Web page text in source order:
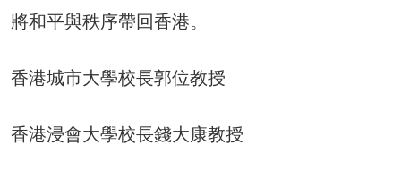
將和平與秩序帶回香港。
香港城市大學校長郭位教授
香港浸會大學校長錢大康教授